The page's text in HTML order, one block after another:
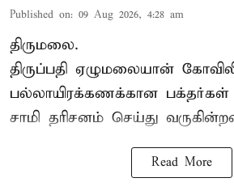
Published on: 09 Aug 2026, 4:28 am
திருமலை.
திருப்பதி ஏழுமலையான்
பல்லாயிரக்கணக்கான பக்தர்கள்
சாமி தரிசனம் செய்து
Read More